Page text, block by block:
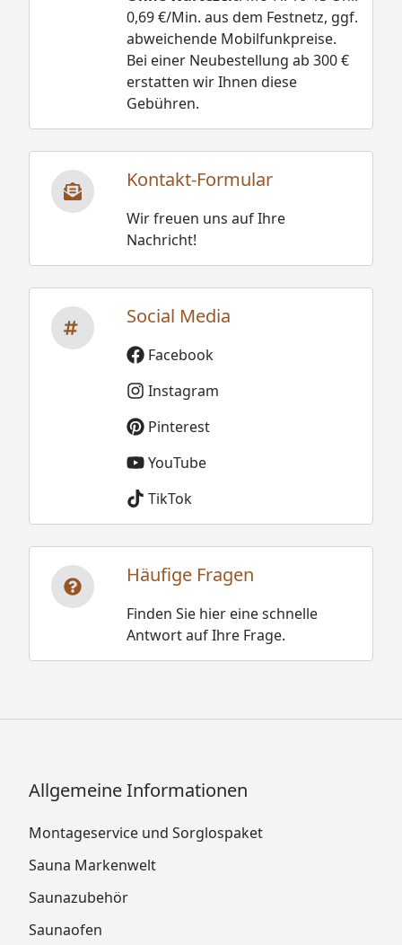
0,69 €/Min. aus dem Festnetz, ggf.
abweichende Mobilfunkpreise.
Bei einer Neubestellung ab 300 €
erstatten wir Ihnen diese
Gebühren.
Kontakt-Formular
Wir freuen uns auf Ihre
Nachricht!
Social Media
Facebook
Instagram
Pinterest
YouTube
TikTok
Häufige Fragen
Finden Sie hier eine schnelle
Antwort auf Ihre Frage.
Allgemeine Informationen
Montageservice und Sorglospaket
Sauna Markenwelt
Saunazubehör
Saunaofen